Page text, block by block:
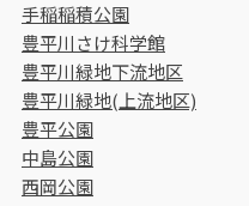
手稲稲積公園
豊平川さけ科学館
豊平川緑地下流地区
豊平川緑地(上流地区)
豊平公園
中島公園
西岡公園